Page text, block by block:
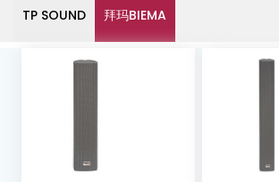
TP SOUND 拜玛BIEMA